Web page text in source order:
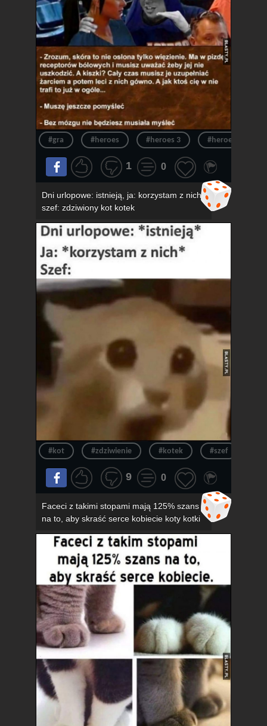
#gra #heroes #heroes 3 #heroes of
1 0
Dni urlopowe: istnieją, ja: korzystam z nich,
szef: zdziwiony kot kotek
#kot #zdziwienie #kotek #szef
9 0
Faceci z takimi stopami mają 125% szans
na to, aby skraść serce kobiecie koty kotki